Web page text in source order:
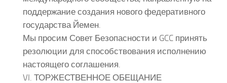
поддержание создания нового федеративного
государства Йемен.
Мы просим Совет Безопасности и GCC принять
резолюции для способствования исполнению
настоящего соглашения.
VI. ТОРЖЕСТВЕННОЕ ОБЕЩАНИЕ